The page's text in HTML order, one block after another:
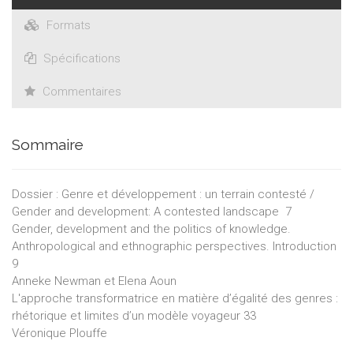
Formats
Spécifications
Commentaires
Sommaire
Dossier : Genre et développement : un terrain contesté /
Gender and development: A contested landscape 7
Gender, development and the politics of knowledge.
Anthropological and ethnographic perspectives. Introduction
9
Anneke Newman et Elena Aoun
L'approche transformatrice en matière d’égalité des genres :
rhétorique et limites d’un modèle voyageur 33
Véronique Plouffe